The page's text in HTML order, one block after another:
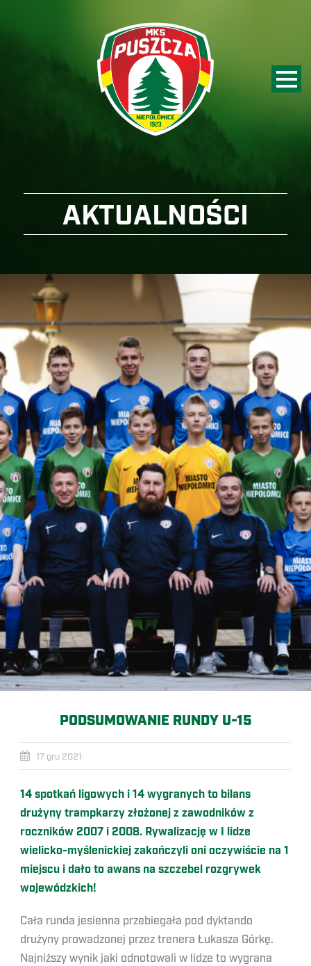
AKTUALNOŚCI
PODSUMOWANIE RUNDY U-15
17 gru 2021
14 spotkań ligowych i 14 wygranych to bilans
drużyny trampkarzy złożonej z zawodników z
roczników 2007 i 2008. Rywalizację w I lidze
wielicko-myślenickiej zakończyli oni oczywiście na 1
miejscu i dało to awans na szczebel rozgrywek
wojewódzkich!
Cała runda jesienna przebiegała pod dyktando
drużyny prowadzonej przez trenera Łukasza Górkę.
Najniższy wynik jaki odnotowali w lidze to wygrana